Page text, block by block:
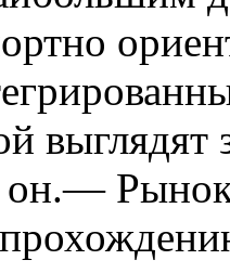
он.—